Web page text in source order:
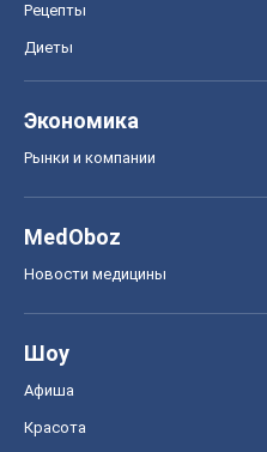
Рецепты
Диеты
Экономика
Рынки и компании
MedOboz
Новости медицины
Шоу
Афиша
Красота